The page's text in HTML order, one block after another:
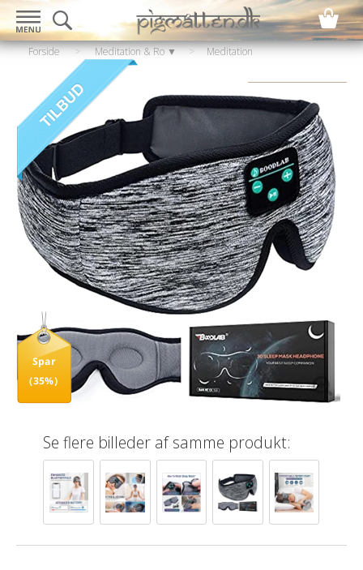
Forside > Meditation & Ro ▼ >
Meditation
Meditations maske
Spar
(35%)
Se flere billeder af samme produkt: